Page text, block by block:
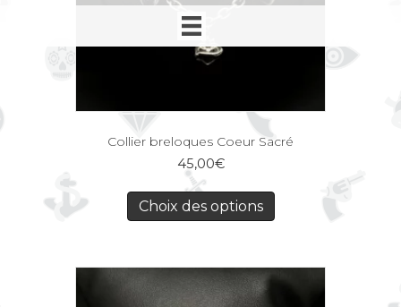
Collier breloques Coeur Sacré
45,00€
Choix des options